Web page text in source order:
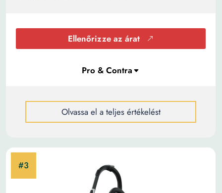
Ellenőrizze az árat
Olvassa el a teljes értékelést